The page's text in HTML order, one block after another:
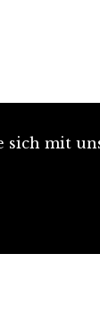
sich mit